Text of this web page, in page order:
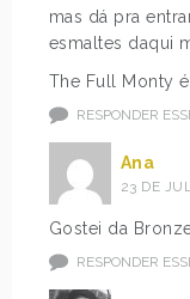
mas dá pra
esmaltes daqui
The Full Monty
RESPONDER
Ana
23 DE
Gostei da
RESPONDER